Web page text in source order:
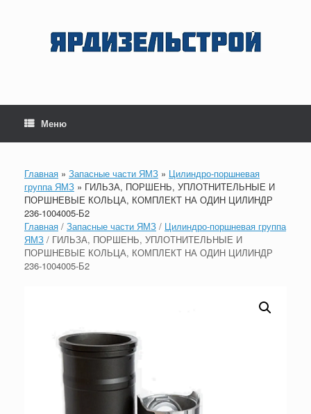
содержанию
Меню
Главная » Запасные части ЯМЗ » Цилиндро-поршневая
группа ЯМЗ » ГИЛЬЗА, ПОРШЕНЬ, УПЛОТНИТЕЛЬНЫЕ И
ПОРШНЕВЫЕ КОЛЬЦА, КОМПЛЕКТ НА ОДИН ЦИЛИНДР
236-1004005-Б2
Главная / Запасные части ЯМЗ / Цилиндро-поршневая группа
ЯМЗ / ГИЛЬЗА, ПОРШЕНЬ, УПЛОТНИТЕЛЬНЫЕ И
ПОРШНЕВЫЕ КОЛЬЦА, КОМПЛЕКТ НА ОДИН ЦИЛИНДР
236-1004005-Б2